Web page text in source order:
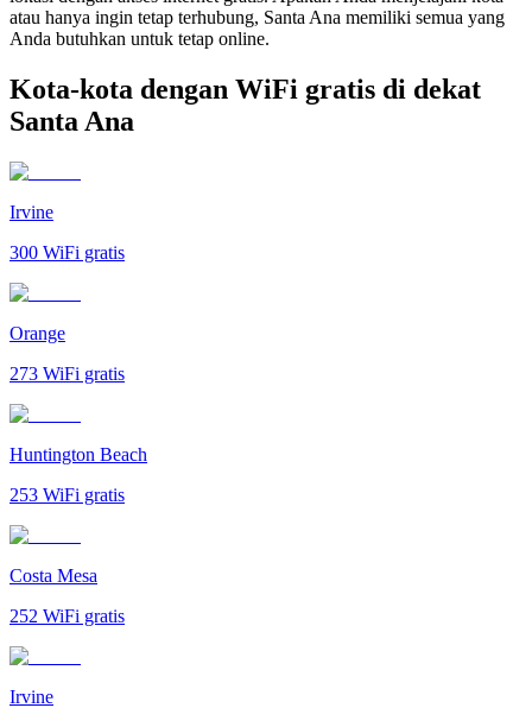
atau hanya ingin tetap terhubung, Santa Ana memiliki semua yang
Anda butuhkan untuk tetap online.
Kota-kota dengan WiFi gratis di dekat
Santa Ana
Irvine
300 WiFi gratis
Orange
273 WiFi gratis
Huntington Beach
253 WiFi gratis
Costa Mesa
252 WiFi gratis
Irvine